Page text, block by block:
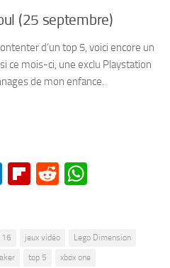
(25 septembre)
d’un top 5, voici encore un
ce mois-ci, une exclu Playstation
de mon enfance.
LinkedIn
Flipboard
Reddit
16 jeux vidéo
Lego Dimension
top 5 xbox one